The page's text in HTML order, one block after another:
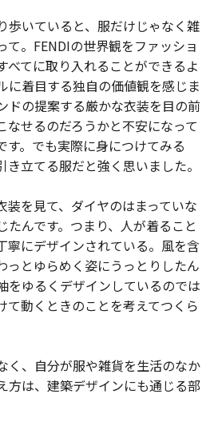
歩いていると、服だけじゃなく雑
て。FENDIの世界観をファッショ
べてに取り入れることができるよ
に着目する独自の価値観を感じま
ドの提案する厳かな衣装を目の前
なせるのだろうかと不安になって
す。でも実際に身につけてみる
き立てる服だと強く思いました。
装を見て、ダイヤのはまっていな
たんです。つまり、人が着ること
寧にデザインされている。風を含
っとゆらめく姿にうっとりしたん
をゆるくデザインしているのでは
て動くときのことを考えてつくら
く、自分が服や雑貨を生活のなか
方は、建築デザインにも通じる部